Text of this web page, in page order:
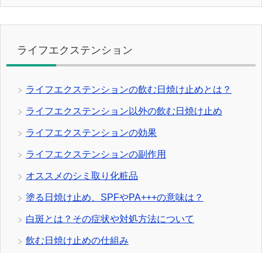
ライフエクステンション
ライフエクステンションの飲む日焼け止めとは？
ライフエクステンション以外の飲む日焼け止め
ライフエクステンションの効果
ライフエクステンションの副作用
オススメのシミ取り化粧品
塗る日焼け止め、SPFやPA+++の意味は？
白斑とは？その症状や対処方法について
飲む日焼け止めの仕組み